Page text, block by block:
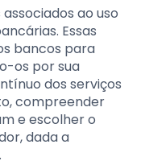
ao uso
Essas
bancos para
os por sua
dos serviços
compreender
e escolher o
dada a